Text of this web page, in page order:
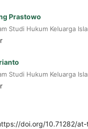
Prastowo
Studi Hukum Keluarga
Studi Hukum Keluarga
doi.org/10.71282/at-